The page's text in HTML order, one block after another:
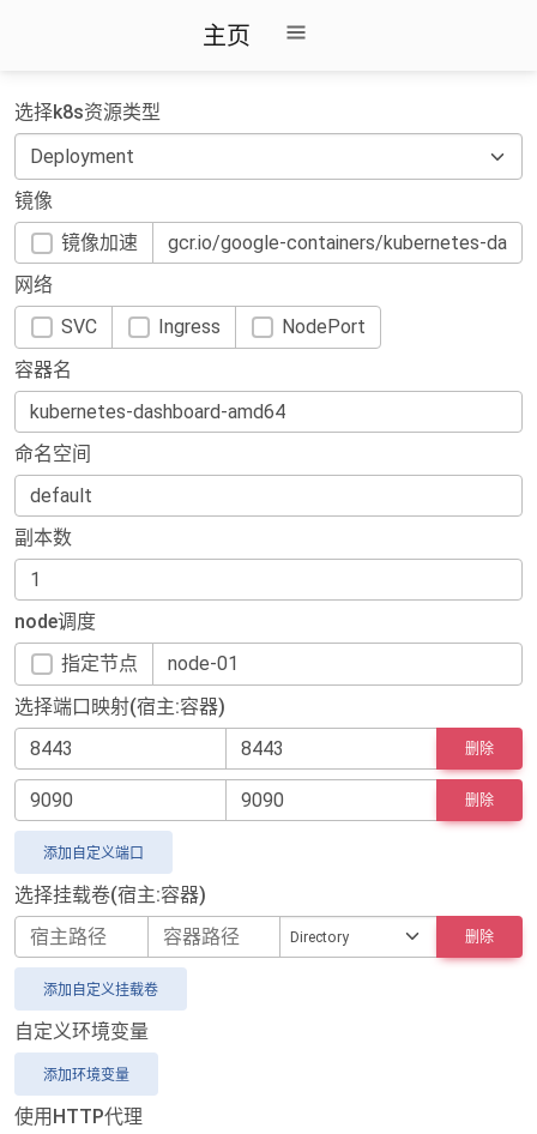
主页
选择k8s资源类型
镜像
镜像加速
网络
SVC
Ingress
NodePort
容器名
命名空间
副本数
node调度
指定节点
选择端口映射(宿主:容器)
删除
删除
添加自定义端口
选择挂载卷(宿主:容器)
删除
添加自定义挂载卷
自定义环境变量
添加环境变量
使用HTTP代理